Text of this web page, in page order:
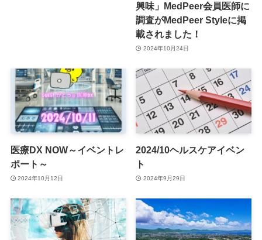
興味」MedPeer会員医師に
調査がMedPeer Styleに掲
載されました！
2024年10月24日
医療DX NOW～イベントレ
ポート～
2024年10月12日
2024/10ヘルスケアイベン
ト
2024年9月29日